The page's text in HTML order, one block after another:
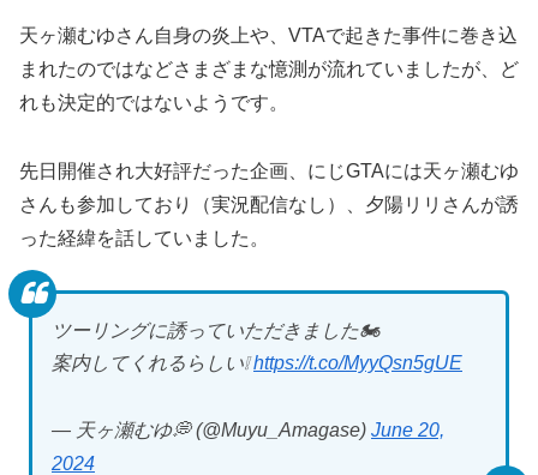
天ヶ瀬むゆさん自身の炎上や、VTAで起きた事件に巻き込
まれたのではなどさまざまな憶測が流れていましたが、ど
れも決定的ではないようです。
先日開催され大好評だった企画、にじGTAには天ヶ瀬むゆ
さんも参加しており（実況配信なし）、夕陽リリさんが誘
った経緯を話していました。
ツーリングに誘っていただきました🏍
案内してくれるらしい❕https://t.co/MyyQsn5gUE
— 天ヶ瀬むゆ💭 (@Muyu_Amagase) June 20,
2024